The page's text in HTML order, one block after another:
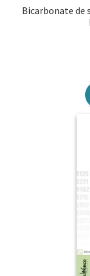
Bicarbonate de